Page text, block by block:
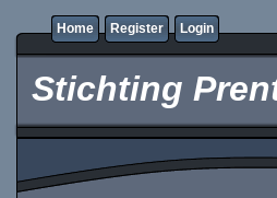
Home Register Login
Stichting